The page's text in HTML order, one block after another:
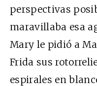
perspectivas
maravillaba esa
Mary le pidió a
Frida sus
espirales en